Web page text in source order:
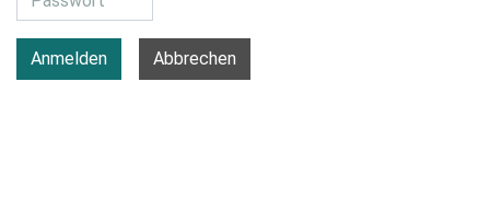
Anmelden Abbrechen